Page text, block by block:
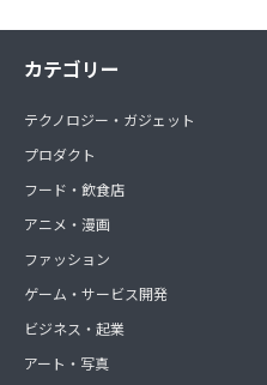
カテゴリー
テクノロジー・ガジェット
プロダクト
フード・飲食店
アニメ・漫画
ファッション
ゲーム・サービス開発
ビジネス・起業
アート・写真